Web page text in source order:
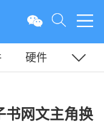
硬件
网文主角换